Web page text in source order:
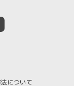
について